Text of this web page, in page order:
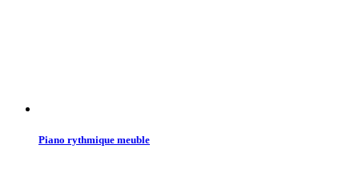
Piano rythmique meuble